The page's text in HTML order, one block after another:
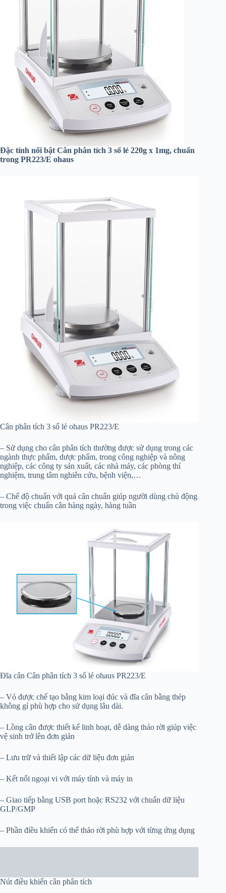
Đặc tính nổi bật Cân phân tích 3 số lẻ 220g x 1mg, chuẩn
trong PR223/E ohaus
Cân phân tích 3 số lẻ ohaus PR223/E
– Sử dụng cho cân phân tích thường được sử dụng trong các
ngành thực phẩm, dược phẩm, trong công nghiệp và nông
nghiệp, các công ty sản xuất, các nhà máy, các phòng thí
nghiệm, trung tâm nghiên cứu, bệnh viện,…
– Chế độ chuẩn với quả cân chuẩn giúp người dùng chủ động
trong việc chuẩn cân hàng ngày, hàng tuần
Đĩa cân Cân phân tích 3 số lẻ ohaus PR223/E
– Vỏ được chế tạo bằng kim loại đúc và đĩa cân bằng thép
không gỉ phù hợp cho sử dụng lâu dài.
– Lồng cân được thiết kế linh hoạt, dễ dàng tháo rời giúp việc
vệ sinh trở lên đơn giản
– Lưu trữ và thiết lập các dữ liệu đơn giản
– Kết nối ngoại vi với máy tính và máy in
– Giao tiếp bằng USB port hoặc RS232 với chuẩn dữ liệu
GLP/GMP
– Phần điều khiển có thể tháo rời phù hợp với từng ứng dụng
Nút điều khiển cân phân tích